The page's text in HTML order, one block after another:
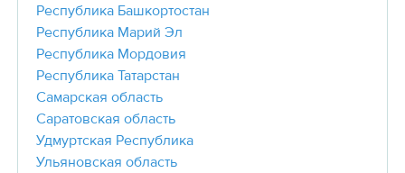
Республика Башкортостан
Республика Марий Эл
Республика Мордовия
Республика Татарстан
Самарская область
Саратовская область
Удмуртская Республика
Ульяновская область